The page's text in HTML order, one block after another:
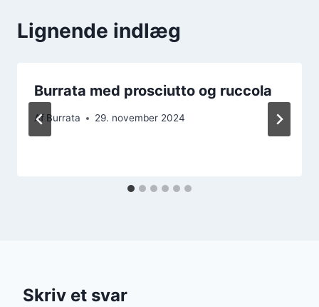
Lignende indlæg
Burrata med prosciutto og ruccola
Af Burrata 29. november 2024
Skriv et svar